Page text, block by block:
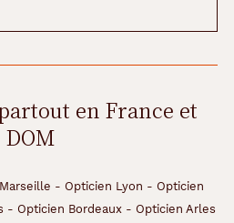
en France et
DOM
- Opticien Lyon - Opticien
- Opticien Bordeaux- Opticien Arles